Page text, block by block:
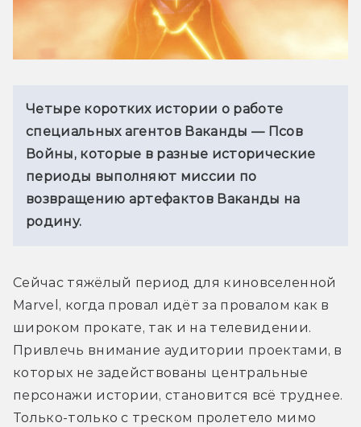
Четыре коротких истории о работе
специальных агентов Ваканды — Псов
Войны, которые в разные исторические
периоды выполняют миссии по
возвращению артефактов Ваканды на
родину.
Сейчас тяжёлый период для киновселенной
Marvel, когда провал идёт за провалом как в
широком прокате, так и на телевидении.
Привлечь внимание аудитории проектами, в
которых не задействованы центральные
персонажи истории, становится всё труднее.
Только-только с треском пролетело мимо